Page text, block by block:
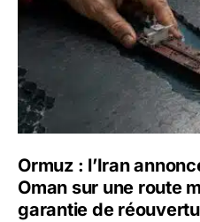
Ormuz : l’Iran
Oman sur une route
garantie de